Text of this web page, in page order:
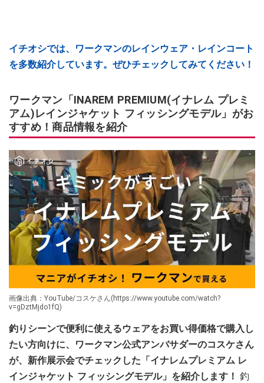
イチオシでは、ワークマンのレインウェア・レインコート
を多数紹介しています。ぜひチェックしてみてください！
ワークマン「INAREM PREMIUM(イナレム プレミ
アム)レインジャケット フィッシングモデル」がお
すすめ！商品情報を紹介
画像出典：YouTube/コスケさん(https://www.youtube.com/watch?
v=gDztMjdo1fQ)
釣りシーンで便利に使えるウェアをお買い得価格で購入し
たい方向けに、ワークマン公式アンバサダーのコスケさん
が、新作展示会でチェックした「イナレムプレミアム レ
インジャケット フィッシングモデル」を紹介します！ 釣